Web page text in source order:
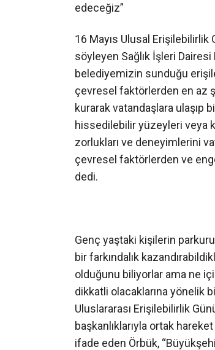
edeceğiz”
16 Mayıs Ulusal Erişilebilirlik
söyleyen Sağlık İşleri Dairesi
belediyemizin sunduğu
çevresel faktörlerden en az
kurarak vatandaşlara ulaşıp
hissedilebilir yüzeyleri veya
zorlukları ve deneyimlerini
çevresel faktörlerden ve
dedi.
Genç yaştaki kişilerin
bir farkındalık
olduğunu biliyorlar ama ne
dikkatli olacaklarına yönelik
Uluslararası Erişilebilirlik
başkanlıklarıyla ortak
ifade eden Örbük,